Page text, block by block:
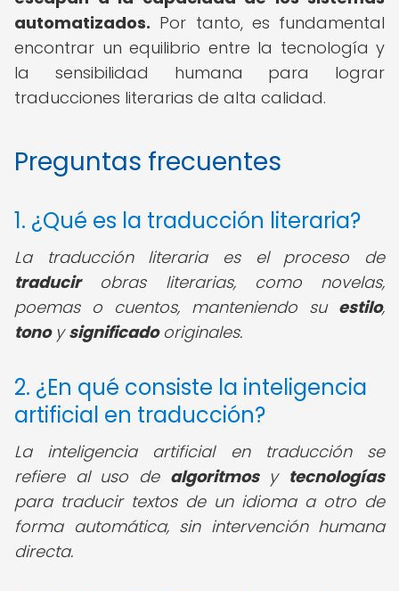
automatizados. Por tanto, es fundamental
encontrar un equilibrio entre la tecnología y
la sensibilidad humana para lograr
traducciones literarias de alta calidad.
Preguntas frecuentes
1. ¿Qué es la traducción literaria?
La traducción literaria es el proceso de
traducirobras literarias, como novelas,
poemas o cuentos, manteniendo su estilo,
tonoysignificadooriginales.
2. ¿En qué consiste la inteligencia
artificial en traducción?
La inteligencia artificial en traducción se
refiere al uso de algoritmosy tecnologías
para traducir textos de un idioma a otro de
forma automática, sin intervención humana
directa.